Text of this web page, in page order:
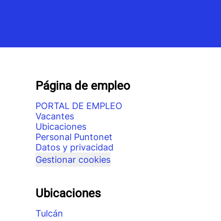
Página de empleo
PORTAL DE EMPLEO
Vacantes
Ubicaciones
Personal Puntonet
Datos y privacidad
Gestionar cookies
Ubicaciones
Tulcán